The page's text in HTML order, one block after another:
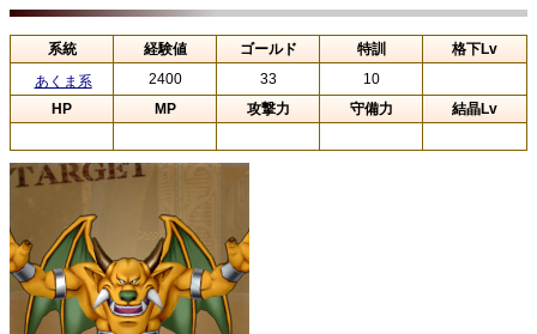
系統 経験値 ゴールド 特訓
格下Lv
あくま系
2400 33
10
HP
MP 攻撃力 守備力 結晶Lv